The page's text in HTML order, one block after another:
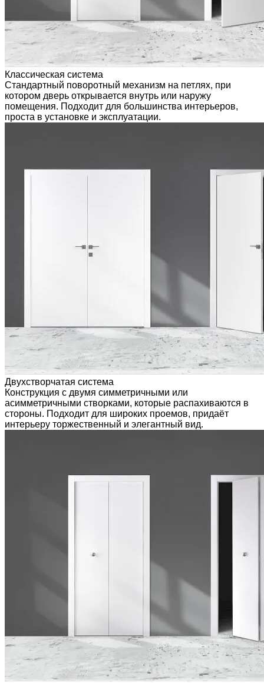
Классическая система
Стандартный поворотный механизм на петлях, при
котором дверь открывается внутрь или наружу
помещения. Подходит для большинства интерьеров,
проста в установке и эксплуатации.
Двухстворчатая система
Конструкция с двумя симметричными или
асимметричными створками, которые распахиваются в
стороны. Подходит для широких проемов, придаёт
интерьеру торжественный и элегантный вид.